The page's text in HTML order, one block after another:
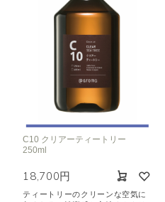
C10 クリアーティートリー
250ml
18,700円
ティートリーのクリーンな空気に